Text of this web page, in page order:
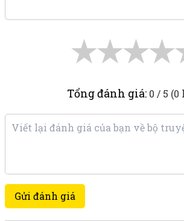
★
★
★
★
Tổng đánh giá: 0 / 5 (0
Gửi đánh giá